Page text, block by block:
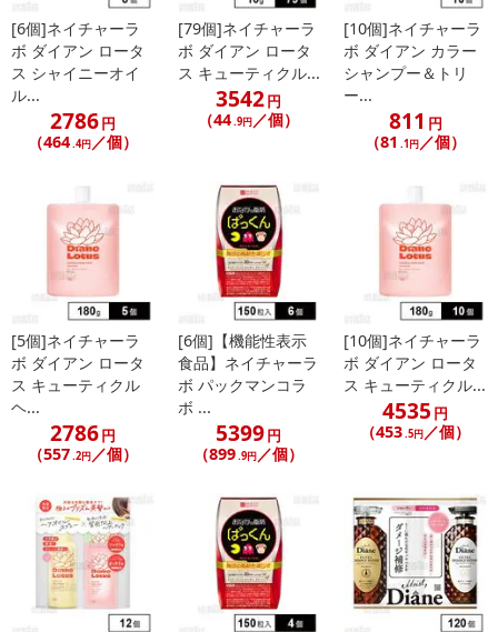
日が異なります。
※dショッピングサンプル百貨店よりお届けする商品は、ご利用いた
だいた後のご感想をいただくことを目的としており、転売等は固く
禁じます。
転売等、目的以外での利用が確認された場合は、サービス利用を停
止させていただきます。
発送日カレンダー
休業日
その他共通および商品カテゴリー別注意事項（※必ずご確認くだ
さい）
こちらの情報は2026-07-09 14:08:36.0での情報となります。
[6個]ネイチャーラ
ボ ダイアン ロータ
ス シャイニーオイ
ル...
2786円
（464.4円／個）
[79個]ネイチャーラ
ボ ダイアン ロータ
ス キューティクル...
3542円
（44.9円／個）
[10個]ネイチャーラ
ボ ダイアン カラー
シャンプー＆トリ
ー...
811 円
（81 .1円／個）
[5個]ネイチャーラ
ボ ダイアン ロータ
ス キューティクル
ヘ...
2786円
（557.2円／個）
[6個]【機能性表示
食品】ネイチャーラ
ボ パックマンコラ
ボ ...
5399円
（899.9円／個）
[10個]ネイチャーラ
ボ ダイアン ロータ
ス キューティクル...
4535 円
（453.5円／個）